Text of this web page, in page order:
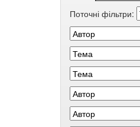
Поточні фільтри: